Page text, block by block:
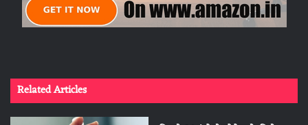
Related Articles